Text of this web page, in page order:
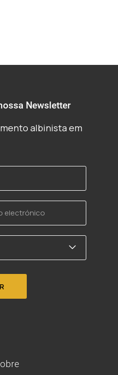
Newsletter
albinista em